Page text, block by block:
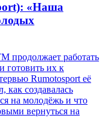
«Наша
продолжает работать
готовить их к
Rumotosport её
как создавалась
на молодёжь и что
вернуться на